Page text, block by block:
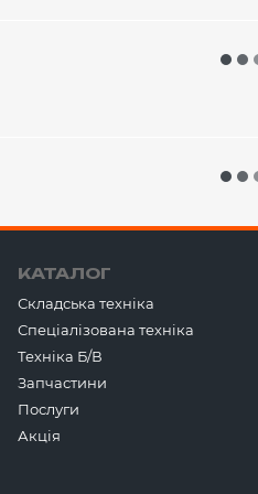
КАТАЛОГ
Складська техніка
Спеціалізована техніка
Техніка Б/В
Запчастини
Послуги
Акція